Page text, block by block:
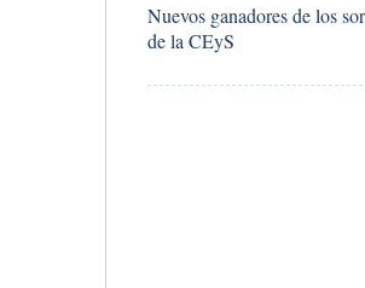
Nuevos ganadores de los
de la CEyS